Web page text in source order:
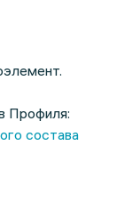
Профиля:
состава